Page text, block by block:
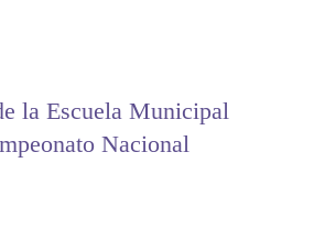
la Escuela Municipal
Nacional